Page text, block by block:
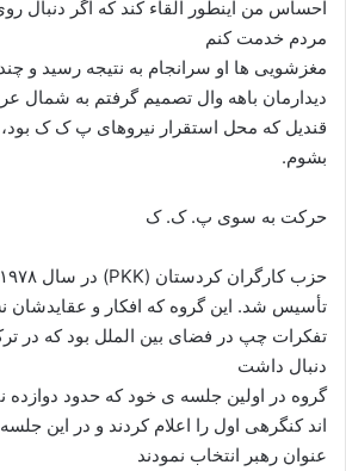
احساس من اینطور القاء کند که اگر دنبال
مردم خدمت کنم
مغزشویی ها او سرانجام به نتیجه رسید و
دیدارمان باهه وال تصمیم گرفتم به شمال
قندیل که محل استقرار نیروهای پ ک ک
بشوم.
حرکت به سوی پ. ک. ک
تأسیس شد. این گروه که افکار و عقایدشان
تفکرات چپ در فضای بین الملل بود که در
دنبال داشت
گروه در اولین جلسه ی خود که حدود دوازده
اند کنگرهی اول را اعلام کردند و در این جلسه
عنوان رهبر انتخاب نمودند